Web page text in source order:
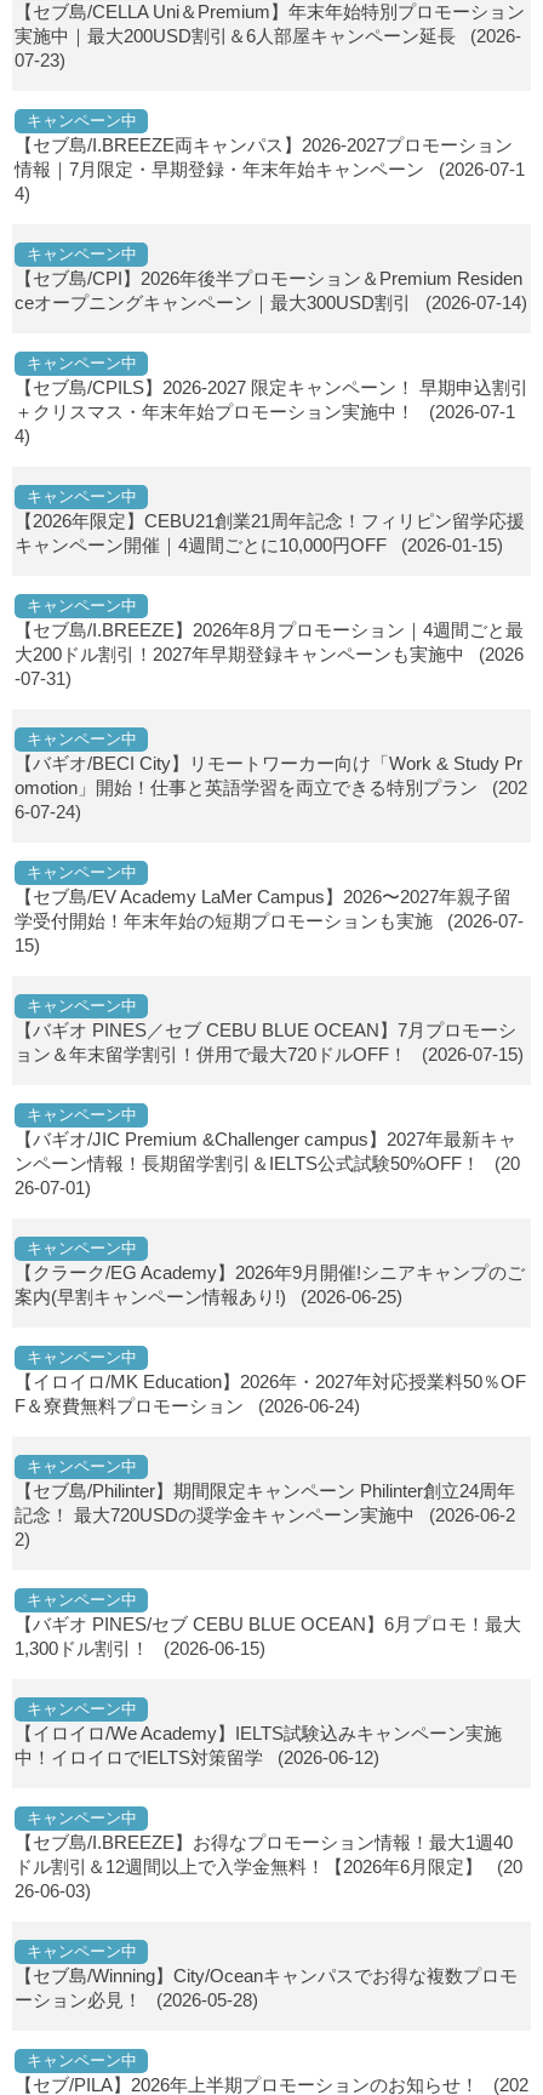
【セブ島/CELLA Uni＆Premium】年末年始特別プロモーション
実施中｜最大200USD割引＆6人部屋キャンペーン延長 (2026-
07-23)
キャンペーン中
【セブ島/I.BREEZE両キャンパス】2026-2027プロモーション
情報｜7月限定・早期登録・年末年始キャンペーン (2026-07-1
4)
キャンペーン中
【セブ島/CPI】2026年後半プロモーション＆Premium Residen
ceオープニングキャンペーン｜最大300USD割引
(2026-07-14)
キャンペーン中
【セブ島/CPILS】2026-2027 限定キャンペーン！ 早期申込割引
＋クリスマス・年末年始プロモーション実施中！
(2026-07-1
4)
キャンペーン中
【2026年限定】CEBU21創業21周年記念！フィリピン留学応援
キャンペーン開催｜4週間ごとに10,000円OFF (2026-01-15)
キャンペーン中
【セブ島/I.BREEZE】2026年8月プロモーション｜4週間ごと最
大200ドル割引！2027年早期登録キャンペーンも実施中
(2026
-07-31)
キャンペーン中
【バギオ/BECI City】リモートワーカー向け「Work & Study Pr
omotion」開始！仕事と英語学習を両立できる特別プラン (202
6-07-24)
キャンペーン中
【セブ島/EV Academy LaMer Campus】2026〜2027年親子留
学受付開始！年末年始の短期プロモーションも実施 (2026-07-
15)
キャンペーン中
【バギオ PINES／セブ CEBU BLUE OCEAN】7月プロモーシ
ョン＆年末留学割引！併用で最大720ドルOFF！
(2026-07-15)
キャンペーン中
【バギオ/JIC Premium &Challenger campus】2027年最新キャ
ンペーン情報！長期留学割引＆IELTS公式試験50%OFF！
(20
26-07-01)
キャンペーン中
【クラーク/EG Academy】2026年9月開催!シニアキャンプのご
案内(早割キャンペーン情報あり!) (2026-06-25)
キャンペーン中
【イロイロ/MK Education】2026年・2027年対応授業料50％OF
F＆寮費無料プロモーション (2026-06-24)
キャンペーン中
【セブ島/Philinter】期間限定キャンペーン Philinter創立24周年
記念！ 最大720USDの奨学金キャンペーン実施中
(2026-06-2
2)
キャンペーン中
【バギオ PINES/セブ CEBU BLUE OCEAN】6月プロモ！最大
1,300ドル割引！
(2026-06-15)
キャンペーン中
【イロイロ/We Academy】IELTS試験込みキャンペーン実施
中！イロイロでIELTS対策留学 (2026-06-12)
キャンペーン中
【セブ島/I.BREEZE】お得なプロモーション情報！最大1週40
ドル割引＆12週間以上で入学金無料！【2026年6月限定】
(20
26-06-03)
キャンペーン中
【セブ島/Winning】City/Oceanキャンパスでお得な複数プロモ
ーション必見！
(2026-05-28)
キャンペーン中
【セブ/PILA】2026年上半期プロモーションのお知らせ！ (202